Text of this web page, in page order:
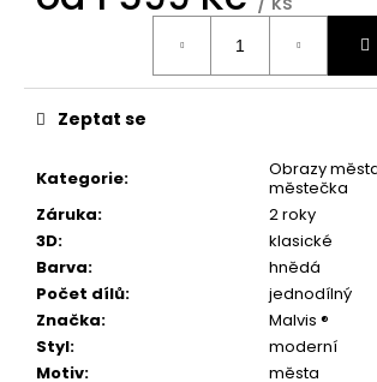
Kategorie:
Obrazy
městečka
Záruka:
2 roky
3D:
klasické
Barva:
hnědá
Počet dílů:
jednodílný
Značka:
Malvis ®
Styl:
moderní
Motiv:
města
Zeptat se
OKNO
RÁJE
Kč